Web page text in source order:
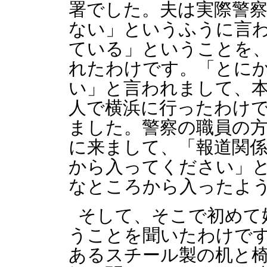
署でした。夫は実際警
ない」というふうに言
ている」ということを
れたわけです。「とに
い」と言われまして、
人で横浜に行ったわけ
ました。警察の職員の
に来まして、「報道関
から入ってください」
なところから入ったよ
そして、そこで初め
うことを聞いたわけで
あるスチール製の机と